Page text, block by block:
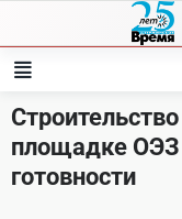
content
площадке ОЭЗ
готовности